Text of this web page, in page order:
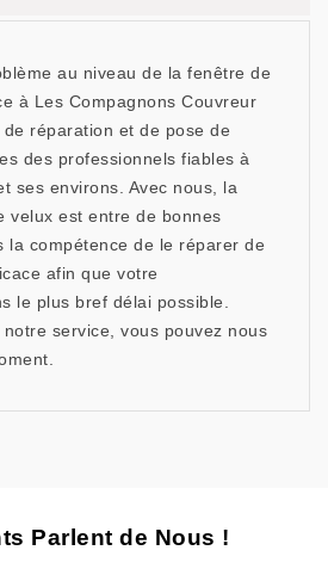
au niveau de la fenêtre de
à Les Compagnons Couvreur
réparation et de pose de
des professionnels fiables à
ses environs. Avec nous, la
velux est entre de bonnes
la compétence de le réparer de
afin que votre
le plus bref délai possible.
service, vous pouvez nous
Parlent de Nous !